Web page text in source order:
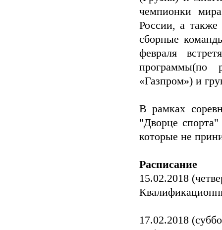
чемпионки
России, а также
сборные
февраля
программы(по
«Газпром») и
В рамках
"Дворце
которые не
Расписание
15.02.2018
17.02.2018